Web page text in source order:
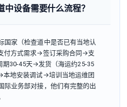
中设备需要什么流程？
国家（检查道中是否已有当地认
付方式需求→签订采购合同→支
期30-45天→发货（海运约25-35
地安装调试→培训当地运维团
际业务部对接，他们有完整的出